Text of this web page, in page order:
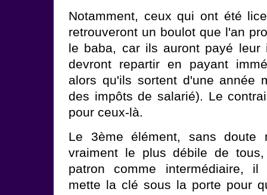
Notamment, ceux qui ont été
retrouveront un boulot que l'an
le baba, car ils auront payé leur
devront repartir en payant
alors qu'ils sortent d'une année
des impôts de salarié). Le
pour ceux-là.
Le 3ème élément, sans doute
vraiment le plus débile de
patron comme intermédiaire,
mette la clé sous la porte pour